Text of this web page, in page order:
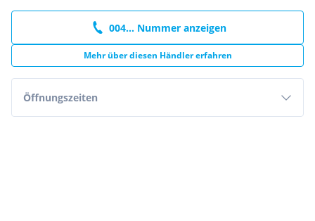
004... Nummer anzeigen
Mehr über diesen Händler erfahren
Öffnungszeiten